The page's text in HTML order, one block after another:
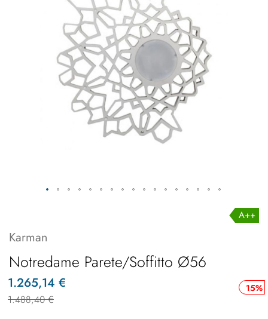
A++
Karman
Notredame Parete/Soffitto Ø56
15%
1.265,14 €
1.488,40 €